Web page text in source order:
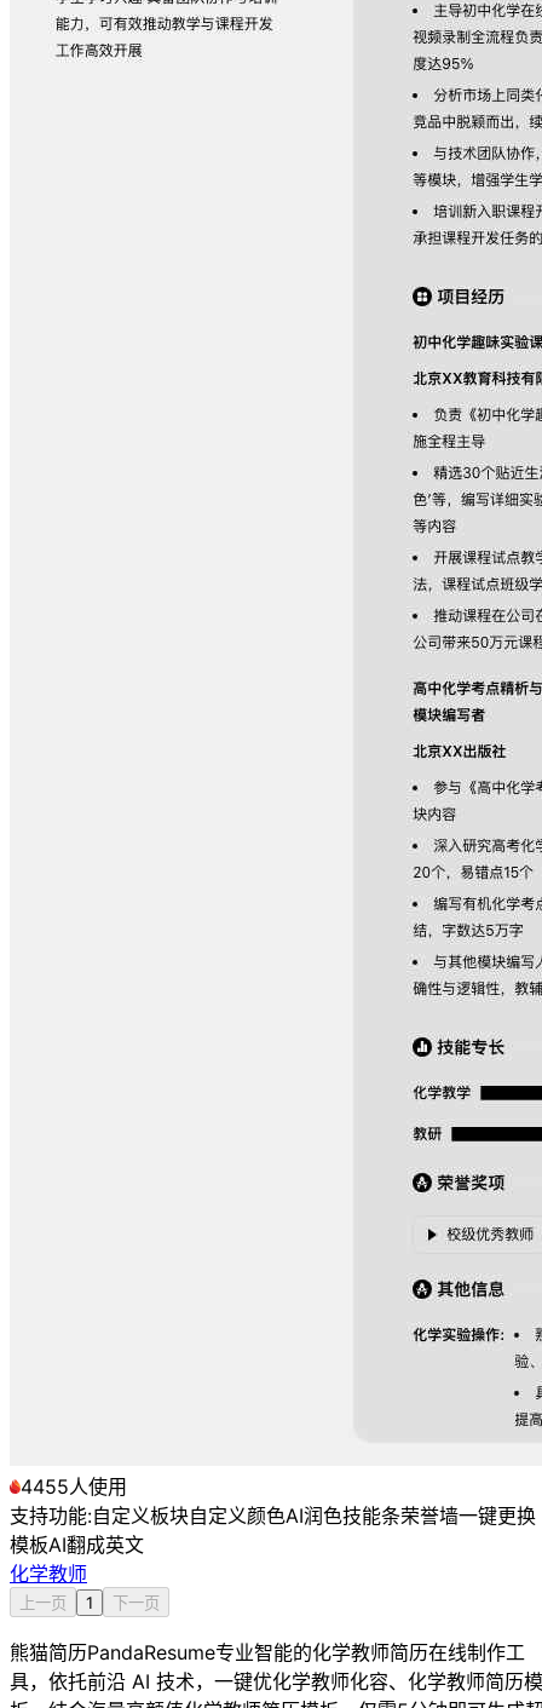
4455人使用
支持功能:自定义板块自定义颜色AI润色技能条荣誉墙一键更换
模板AI翻成英文
化学教师
上一页 1 下一页
熊猫简历PandaResume专业智能的化学教师简历在线制作工
具，依托前沿 AI 技术，一键优化学教师化容、化学教师简历模